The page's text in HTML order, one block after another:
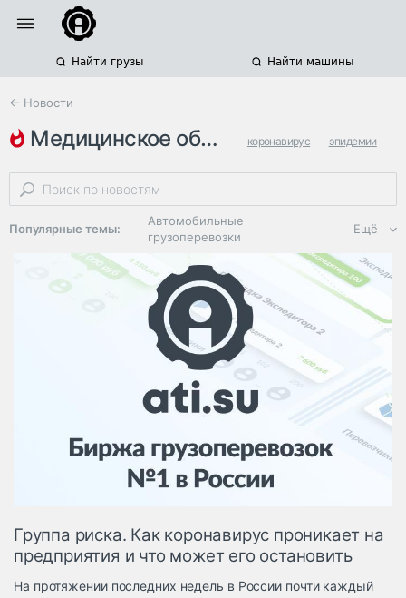
Найти грузы Найти машины
← Новости
медицинское оборудование коронавирус эпидемии
телемедицина
Популярные темы:
Автомобильные
грузоперевозки
Региональная
логистика
ЭДО, ИТ в
логистике
Дороги,
инфраструктура
Логистика, грузы
Негабаритные и
опасные грузы
Безопасность и
Таможня и ВЭД
грузовые
Ещё
Группа риска. Как коронавирус проникает на
предприятия и что может его остановить
На протяжении последних недель в России почти каждый